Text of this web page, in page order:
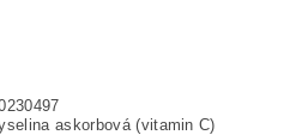
askorbová (vitamin C)